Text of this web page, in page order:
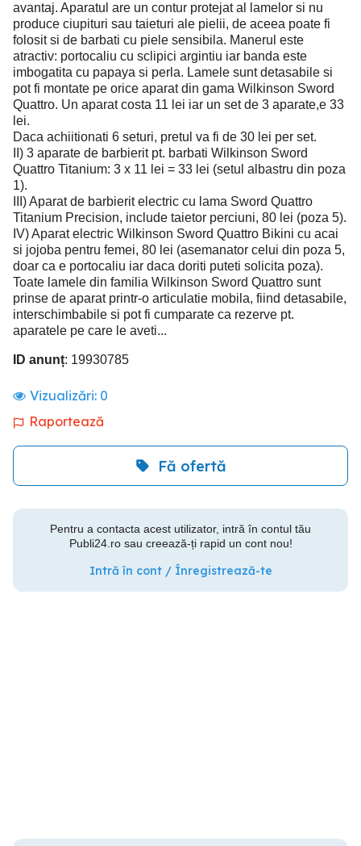
avantaj. Aparatul are un contur protejat al lamelor si nu
produce ciupituri sau taieturi ale pielii, de aceea poate fi
folosit si de barbati cu piele sensibila. Manerul este
atractiv: portocaliu cu sclipici argintiu iar banda este
imbogatita cu papaya si perla. Lamele sunt detasabile si
pot fi montate pe orice aparat din gama Wilkinson Sword
Quattro. Un aparat costa 11 lei iar un set de 3 aparate,e 33
lei.
Daca achiitionati 6 seturi, pretul va fi de 30 lei per set.
II) 3 aparate de barbierit pt. barbati Wilkinson Sword
Quattro Titanium: 3 x 11 lei = 33 lei (setul albastru din poza
1).
III) Aparat de barbierit electric cu lama Sword Quattro
Titanium Precision, include taietor perciuni, 80 lei (poza 5).
IV) Aparat electric Wilkinson Sword Quattro Bikini cu acai
si jojoba pentru femei, 80 lei (asemanator celui din poza 5,
doar ca e portocaliu iar daca doriti puteti solicita poza).
Toate lamele din familia Wilkinson Sword Quattro sunt
prinse de aparat printr-o articulatie mobila, fiind detasabile,
interschimbabile si pot fi cumparate ca rezerve pt.
aparatele pe care le aveti...
ID anunț: 19930785
Vizualizări: 0
Raportează
Fă ofertă
Pentru a contacta acest utilizator, intră în contul tău
Publi24.ro sau creează-ți rapid un cont nou!
Intră în cont / Înregistrează-te